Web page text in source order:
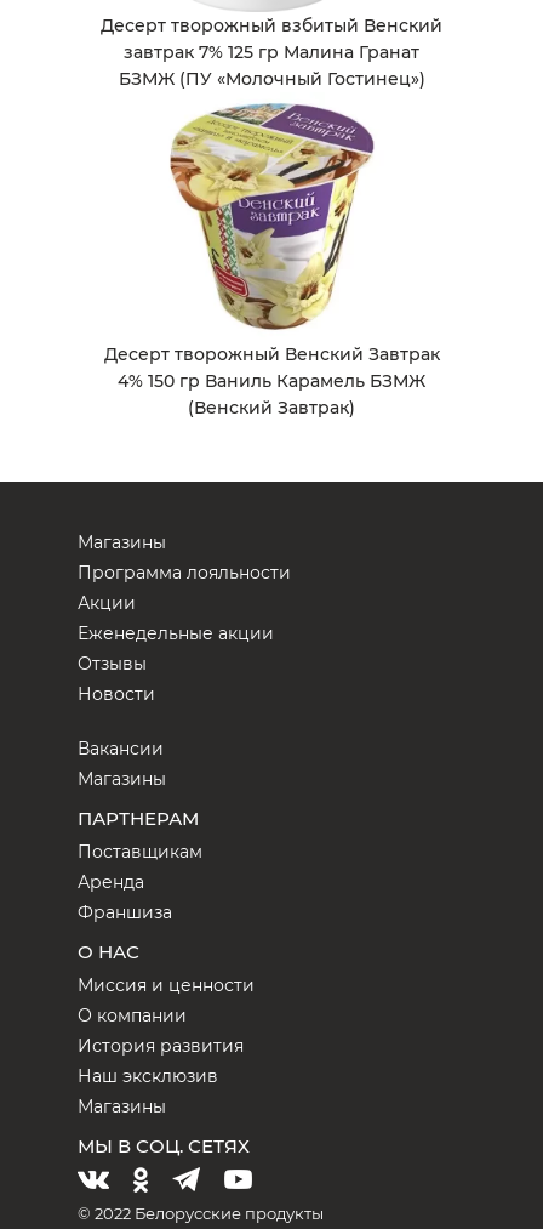
Десерт творожный взбитый Венский
завтрак 7% 125 гр Малина Гранат
БЗМЖ (ПУ «Молочный Гостинец»)
Десерт творожный Венский Завтрак
4% 150 гр Ваниль Карамель БЗМЖ
(Венский Завтрак)
Магазины
Программа лояльности
Акции
Еженедельные акции
Отзывы
Новости
Вакансии
Магазины
ПАРТНЕРАМ
Поставщикам
Аренда
Франшиза
О НАС
Миссия и ценности
О компании
История развития
Наш эксклюзив
Магазины
МЫ В СОЦ. СЕТЯХ
© 2022 Белорусские продукты